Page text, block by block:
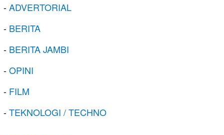
-ADVERTORIAL
- BERITA
- BERITA JAMBI
-OPINI
- FILM
-TEKNOLOGI / TECHNO